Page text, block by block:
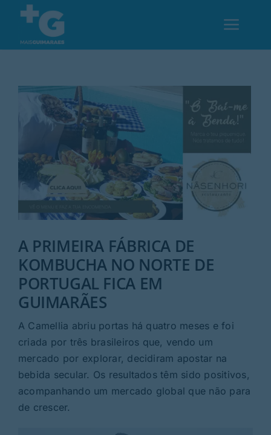
content
Desporto
Rubricas
A PRIMEIRA FÁBRICA DE
KOMBUCHA NO NORTE DE
PORTUGAL FICA EM
GUIMARÃES
A Camellia abriu portas há quatro meses e foi
criada por três brasileiros que, vendo um
mercado por explorar, decidiram apostar na
bebida secular. Os resultados têm sido positivos,
acompanhando um mercado global que não para
de crescer.